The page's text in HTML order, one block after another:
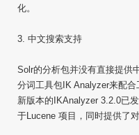
化。
3. 中文搜索支持
Solr的分析包并没有直接提供
分词工具包IK Analyzer来配
新版本的IKAnalyzer 3.2.0已
于Lucene 项目，同时提供了